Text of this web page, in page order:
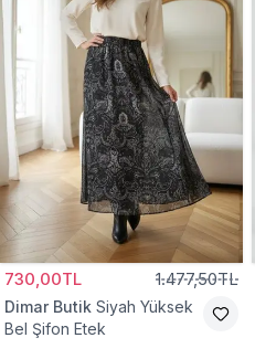
730,00TL 1.477,50TL
Dimar Butik Siyah Yüksek
Bel Şifon Etek